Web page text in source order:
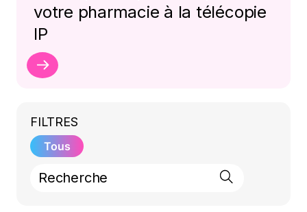
votre pharmacie à la télécopie
IP
FILTRES
Tous